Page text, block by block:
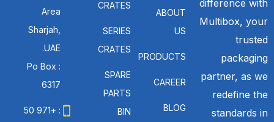
difference with
Multibox, your
trusted
packaging
partner, as we
redefine the
standards in
ABOUT
US
PRODUCTS
CAREER
BLOG
CRATES
SERIES
CRATES
SPARE
PARTS
BIN
Area
Sharjah,
UAE.
Po Box :
6317
: +971 50